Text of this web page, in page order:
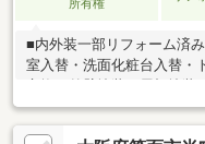
所有権
■内外装一部リフォーム済
室入替・洗面化粧台入替・
井・壁、北側洋室約5.8帖
平成１０年６月建築■２沿